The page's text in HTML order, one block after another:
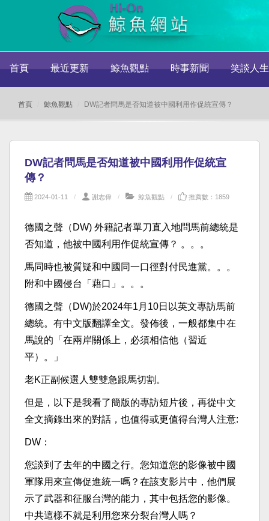
首頁 最近更新 鯨魚觀點 時事新聞 笑談人生
首頁 鯨魚觀點 DW記者問馬是否知道被中國利用作促統宣傳？
DW記者問馬是否知道被中國利用作促統宣
傳？
2024-01-11 謝志偉 鯨魚觀點 推薦數：1859
德國之聲（DW) 外籍記者單刀直入地問馬前總統是
否知道，他被中國利用作促統宣傳？ 。。。
馬同時也被質疑和中國同一口徑對付民進黨。。。
附和中國侵台「藉口」。。。
德國之聲（DW)於2024年1月10日以英文專訪馬前
總統。有中文版翻譯全文。發佈後，一般都集中在
馬說的「在兩岸關係上，必須相信他（習近
平）。」
老K正副候選人雙雙急跟馬切割。
但是，以下是我看了簡版的專訪短片後，再從中文
全文摘錄出來的對話，也值得或更值得台灣人注意:
DW：
您談到了去年的中國之行。您知道您的影像被中國
軍隊用來宣傳促進統一嗎？在該支影片中，他們展
示了武器和征服台灣的能力，其中包括您的影像。
中共這樣不就是利用您來分裂台灣人嗎？